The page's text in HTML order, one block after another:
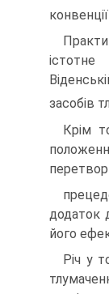
засобів
Крім
додаток
його
Річ у